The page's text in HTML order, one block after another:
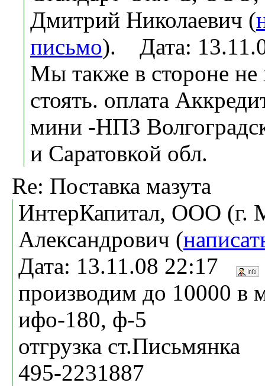
Дмитрий Николаевич (
письмо). Дата:
Мы также в стороне не
стоять. оплата
мини -НПЗ
и Саратовкой обл.
Re: Поставка мазута
ИнтерКапитал, ООО (г.
Александрович (
Дата: 13.11.08 22:17
производим до 10000
ифо-180, ф-5
отгрузка ст.Письмянка
495-2231887